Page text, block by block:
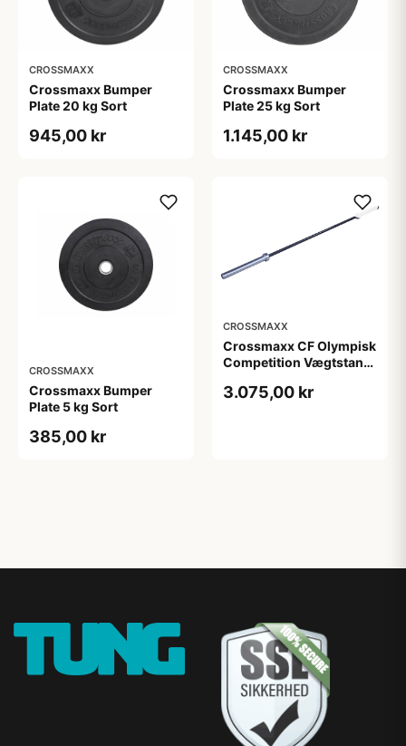
CROSSMAXX
Crossmaxx Bumper
Plate 20 kg Sort
945,00 kr
CROSSMAXX
Crossmaxx Bumper
Plate 25 kg Sort
1.145,00 kr
CROSSMAXX
Crossmaxx Bumper
Plate 5 kg Sort
385,00 kr
CROSSMAXX
Crossmaxx CF Olympisk
Competition Vægtstang
3.075,00 kr